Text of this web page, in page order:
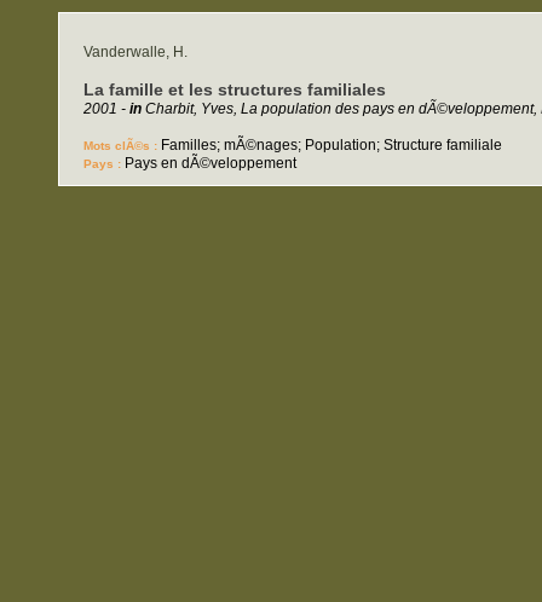
Vanderwalle, H.
La famille et les structures familiales
2001 - in Charbit, Yves, La population des pays en
Mots clÃ©s : Familles; mÃ©nages; Population; Structure familiale
Pays : Pays en dÃ©veloppement